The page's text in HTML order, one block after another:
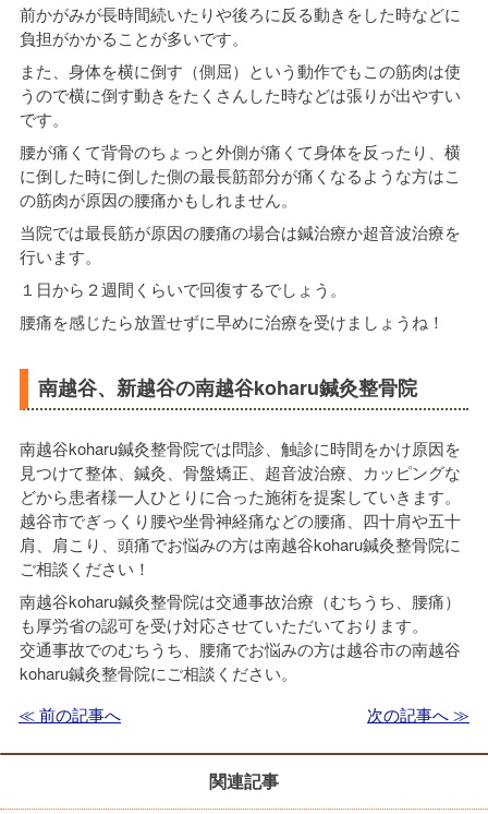
前かがみが長時間続いたりや後ろに反る動きをした時などに
負担がかかることが多いです。
また、身体を横に倒す（側屈）という動作でもこの筋肉は使
うので横に倒す動きをたくさんした時などは張りが出やすい
です。
腰が痛くて背骨のちょっと外側が痛くて身体を反ったり、横
に倒した時に倒した側の最長筋部分が痛くなるような方はこ
の筋肉が原因の腰痛かもしれません。
当院では最長筋が原因の腰痛の場合は鍼治療か超音波治療を
行います。
１日から２週間くらいで回復するでしょう。
腰痛を感じたら放置せずに早めに治療を受けましょうね！
南越谷、新越谷の南越谷koharu鍼灸整骨院
南越谷koharu鍼灸整骨院では問診、触診に時間をかけ原因を
見つけて整体、鍼灸、骨盤矯正、超音波治療、カッピングな
どから患者様一人ひとりに合った施術を提案していきます。
越谷市でぎっくり腰や坐骨神経痛などの腰痛、四十肩や五十
肩、肩こり、頭痛でお悩みの方は南越谷koharu鍼灸整骨院に
ご相談ください！
南越谷koharu鍼灸整骨院は交通事故治療（むちうち、腰痛）
も厚労省の認可を受け対応させていただいております。
交通事故でのむちうち、腰痛でお悩みの方は越谷市の南越谷
koharu鍼灸整骨院にご相談ください。
≪ 前の記事へ
次の記事へ ≫
関連記事